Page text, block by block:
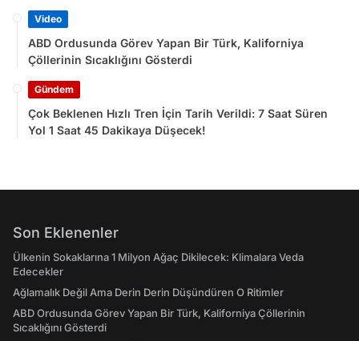
Video
ABD Ordusunda Görev Yapan Bir Türk, Kaliforniya
Çöllerinin Sıcaklığını Gösterdi
Gündem
Çok Beklenen Hızlı Tren İçin Tarih Verildi: 7 Saat Süren
Yol 1 Saat 45 Dakikaya Düşecek!
Son Eklenenler
Ülkenin Sokaklarına 1 Milyon Ağaç Dikilecek: Klimalara Veda
Edecekler
Ağlamalık Değil Ama Derin Derin Düşündüren O Ritimler
ABD Ordusunda Görev Yapan Bir Türk, Kaliforniya Çöllerinin
Sıcaklığını Gösterdi